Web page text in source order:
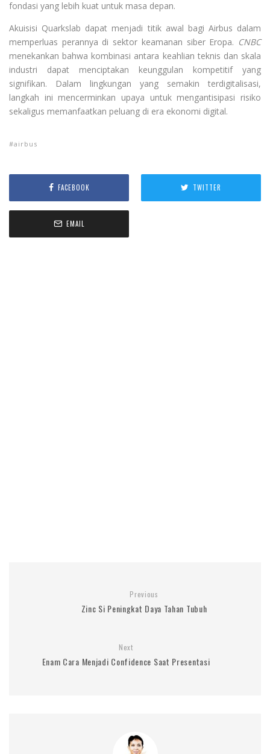
fondasi yang lebih kuat untuk masa depan.
Akuisisi Quarkslab dapat menjadi titik awal bagi Airbus dalam
memperluas perannya di sektor keamanan siber Eropa. CNBC
menekankan bahwa kombinasi antara keahlian teknis dan skala
industri dapat menciptakan keunggulan kompetitif yang
signifikan. Dalam lingkungan yang semakin terdigitalisasi,
langkah ini mencerminkan upaya untuk mengantisipasi risiko
sekaligus memanfaatkan peluang di era ekonomi digital.
airbus
FACEBOOK TWITTER
EMAIL
Previous
Zinc Si Peningkat Daya Tahan Tubuh
Next
Enam Cara Menjadi Confidence Saat Presentasi